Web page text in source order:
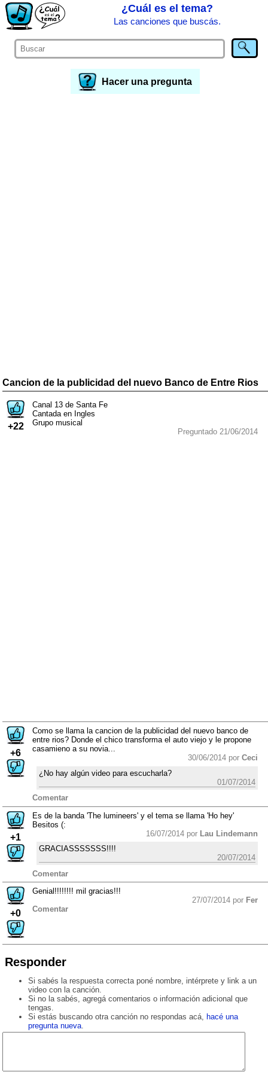
¿Cuál es el tema?
Las canciones que buscás.
Hacer una pregunta
Cancion de la publicidad del nuevo Banco de Entre Rios
+22
Canal 13 de Santa Fe
Cantada en Ingles
Grupo musical
Preguntado 21/06/2014
+6
Como se llama la cancion de la publicidad del nuevo banco de
entre rios? Donde el chico transforma el auto viejo y le propone
casamieno a su novia...
30/06/2014 por Ceci
¿No hay algún video para escucharla?
01/07/2014
Comentar
+1
Es de la banda 'The lumineers' y el tema se llama 'Ho hey'
Besitos (:
16/07/2014 por Lau Lindemann
GRACIASSSSSSS!!!!
20/07/2014
Comentar
+0
Genial!!!!!!!! mil gracias!!!
27/07/2014 por Fer
Comentar
Responder
Si sabés la respuesta correcta poné nombre, intérprete y link a un
video con la canción.
Si no la sabés, agregá comentarios o información adicional que
tengas.
Si estás buscando otra canción no respondas acá, hacé una
pregunta nueva.